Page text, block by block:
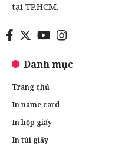
tại TP.HCM.
Danh mục
Trang chủ
In name card
In hộp giấy
In túi giấy